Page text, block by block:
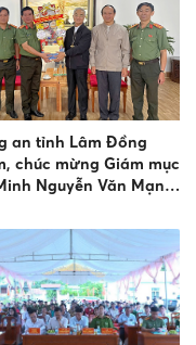
an tỉnh Lâm Đồng
chúc mừng Giám mục
Nguyễn Văn Mạnh
dịp lễ bổn mạng
Đa Minh